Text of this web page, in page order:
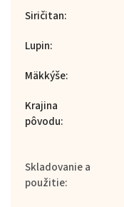
Siričitan:
Lupin:
Mäkkýše:
Krajina
pôvodu:
Skladovanie a
použitie: